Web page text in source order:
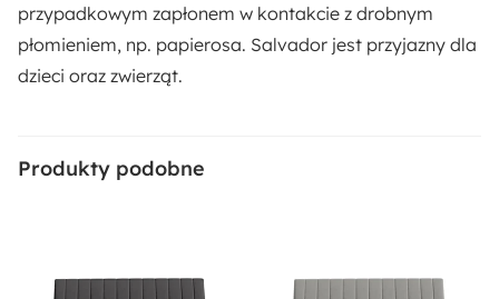
Rozmiar:
Mały
137 cm
przypadkowym zapłonem w kontakcie z drobnym
płomieniem, np. papierosa. Salvador jest przyjazny dla
dzieci oraz zwierząt.
Produkty podobne